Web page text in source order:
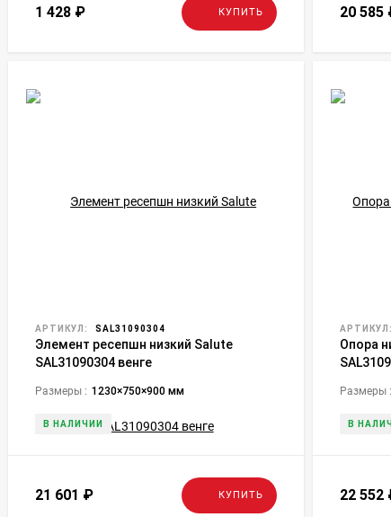
1 428 ₽ КУПИТЬ 20 585
АРТИКУЛ: SAL31090304
Элемент ресепшн низкий Salute
SAL31090304 венге
Размеры : 1230×750×900 мм
В НАЛИЧИИ
21 601 ₽ КУПИТЬ
АРТИКУЛ:
Опора
Размеры :
В
22 552